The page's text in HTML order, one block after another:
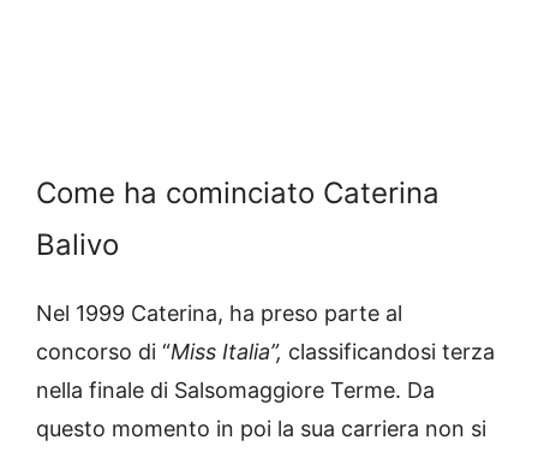
Come ha cominciato Caterina
Balivo
Nel 1999 Caterina, ha preso parte al
concorso di “Miss Italia”, classificandosi terza
nella finale di Salsomaggiore Terme. Da
questo momento in poi la sua carriera non si